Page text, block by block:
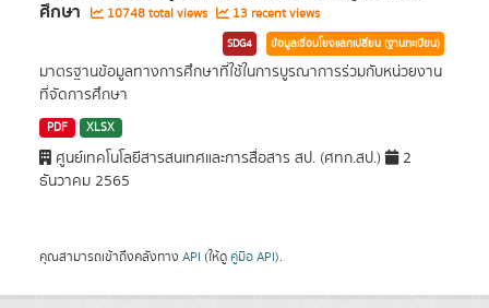
ศึกษา 10748 total views 13 recent views
SDG4 ข้อมูลเชื่อมโยงแลกเปลี่ยน (ฐานทะเบียน)
มาตรฐานข้อมูลทางการศึกษาที่ใช้ในการบูรณาการร่วมกับหน่วยงาน
ที่จัดการศึกษา
PDF XLSX
ศูนย์เทคโนโลยีสารสนเทศและการสื่อสาร สป. (ศทก.สป.)
2
ธันวาคม 2565
คุณสามารถเข้าถึงคลังทาง API (ให้ดู คู่มือ API).